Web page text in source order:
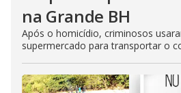
na Grande BH
Após o homicídio, criminosos
supermercado para transportar o